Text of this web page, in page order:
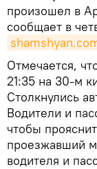
произошел в
сообщает в
Отмечается,
21:35 на 30-м
Столкнулись
Водители и
чтобы
проезжавший
водителя и